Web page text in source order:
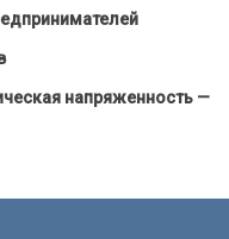
напряженность —